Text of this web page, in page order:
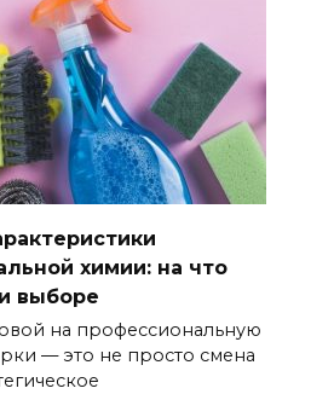
химии: на что
выборе
на профессиональную
— это не просто смена